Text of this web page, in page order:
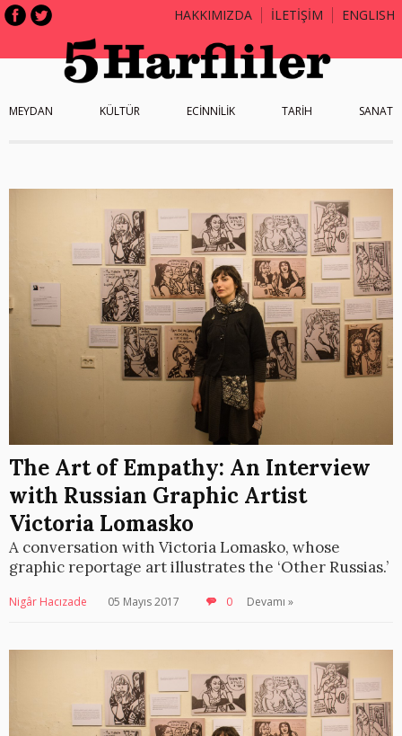
HAKKIMIZDA İLETİŞİM ENGLISH
MEYDAN KÜLTÜR ECİNNİLİK TARİH SANAT
The Art of Empathy: An Interview
with Russian Graphic Artist
Victoria Lomasko
A conversation with Victoria Lomasko, whose
graphic reportage art illustrates the ‘Other Russias.’
Nigâr Hacızade 05 Mayıs 2017 0 Devamı »